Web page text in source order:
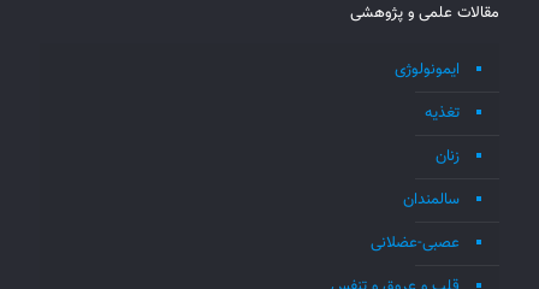
مقالات علمی و پژوهشی
ایمونولوژی
تغذیه
زنان
سالمندان
عصبی-عضلانی